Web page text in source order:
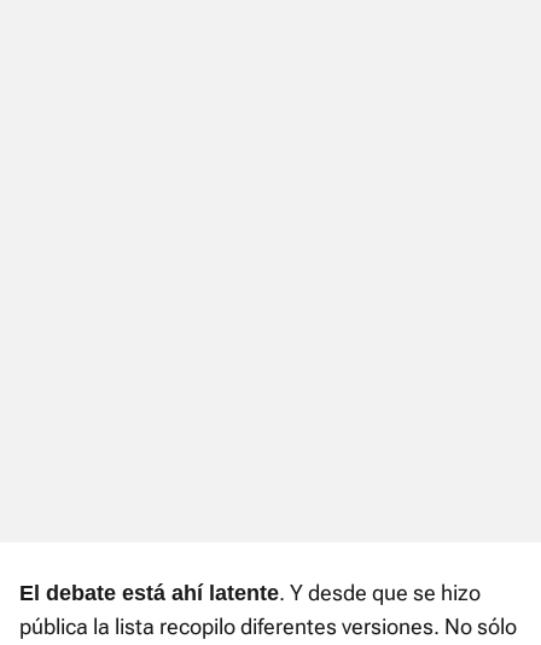
El debate está ahí latente. Y desde que se hizo
pública la lista recopilo diferentes versiones. No sólo